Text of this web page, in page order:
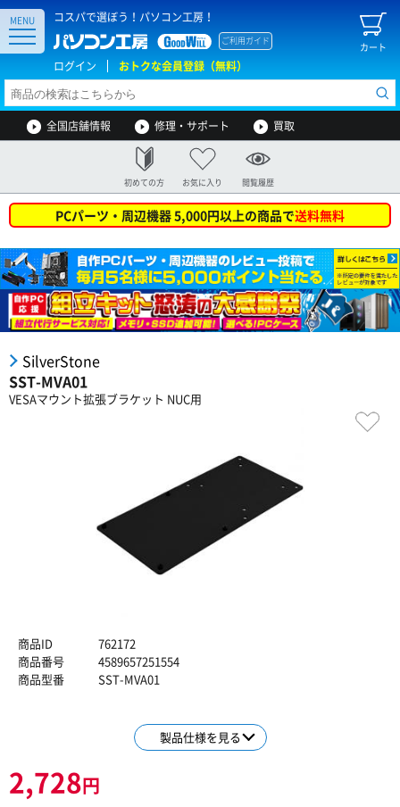
コスパで選ぼう！パソコン工房！
カート
ご利用ガイド
ログイン おトクな会員登録（無料）
MENU
全国店舗情報 修理・サポート 買取
初めての方 お気に入り 閲覧履歴
PCパーツ・周辺機器 5,000円以上の商品で送料無料
SilverStone
SST-MVA01
VESAマウント拡張ブラケット NUC用
商品ID
762172
商品番号
4589657251554
商品型番
SST-MVA01
製品仕様を見る
2,728円